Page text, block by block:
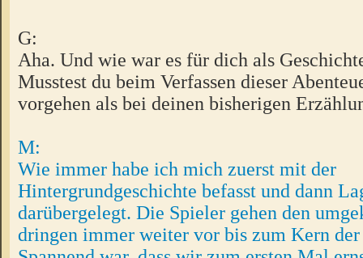
G:
Aha. Und wie war es für dich als
Musstest du beim Verfassen dieser
vorgehen als bei deinen bisherigen
M:
Wie immer habe ich mich zuerst mit der
Hintergrundgeschichte befasst und dann
darübergelegt. Die Spieler gehen den
dringen immer weiter vor bis zum Kern